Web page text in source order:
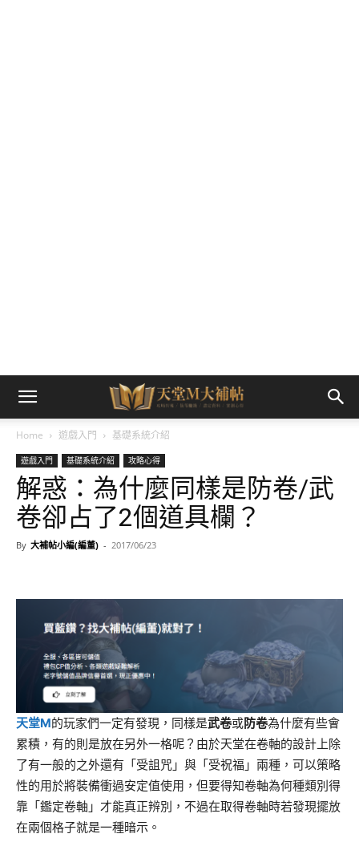
Home 遊戲入門 基礎系統介紹
遊戲入門 基礎系統介紹 攻略心得
解惑：為什麼同樣是防卷/武
卷卻占了2個道具欄？
By 大補帖小編(編董) - 2017/06/23
天堂M的玩家們一定有發現，同樣是武卷或防卷為什麼有些會
累積，有的則是放在另外一格呢？由於天堂在卷軸的設計上除
了有一般的之外還有「受詛咒」與「受祝福」兩種，可以策略
性的用於將裝備衝過安定值使用，但要得知卷軸為何種類別得
靠「鑑定卷軸」才能真正辨別，不過在取得卷軸時若發現擺放
在兩個格子就是一種暗示。